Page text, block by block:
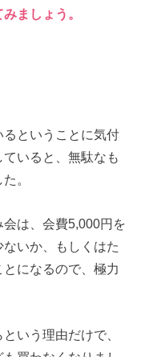
ましょう。
ということに気付
いると、無駄なも
。
は、会費5,000円を
いか、もしくはた
になるので、極力
いう理由だけで、